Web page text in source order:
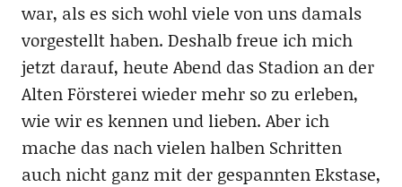
war, als es sich wohl viele von uns damals
vorgestellt haben. Deshalb freue ich mich
jetzt darauf, heute Abend das Stadion an der
Alten Försterei wieder mehr so zu erleben,
wie wir es kennen und lieben. Aber ich
mache das nach vielen halben Schritten
auch nicht ganz mit der gespannten Ekstase,